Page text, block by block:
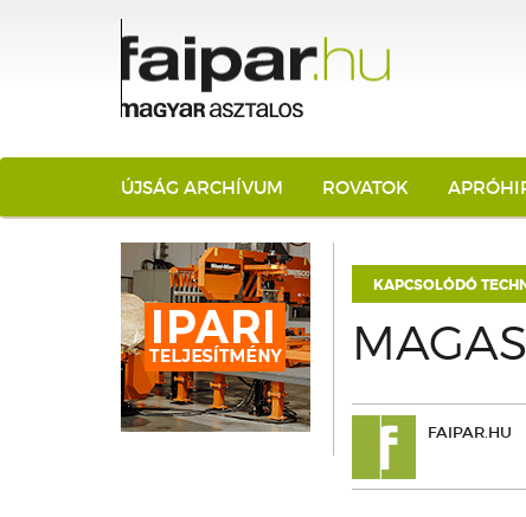
ÚJSÁG ARCHÍVUM ROVATOK
KAPCSOLÓDÓ
FAIPAR.HU